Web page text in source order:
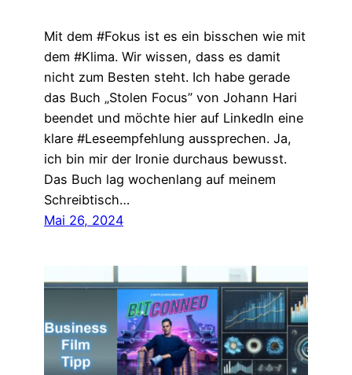
Mit dem #Fokus ist es ein bisschen wie mit
dem #Klima. Wir wissen, dass es damit
nicht zum Besten steht. Ich habe gerade
das Buch „Stolen Focus” von Johann Hari
beendet und möchte hier auf LinkedIn eine
klare #Leseempfehlung aussprechen. Ja,
ich bin mir der Ironie durchaus bewusst.
Das Buch lag wochenlang auf meinem
Schreibtisch…
Mai 26, 2024